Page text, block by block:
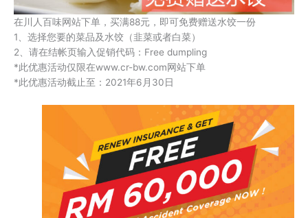
在川人百味网站下单，买满88元，即可免费赠送水饺一份
1、选择您要的菜品及水饺（韭菜或者白菜）
2、请在结帐页输入促销代码：Free dumpling
*此优惠活动仅限在www.cr-bw.com网站下单
*此优惠活动截止至：2021年6月30日